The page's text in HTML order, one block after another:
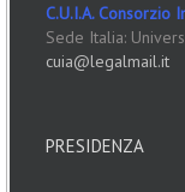
C.U.I.A. Consorzio
Sede Italia:
cuia@legalmail.it
PRESIDENZA